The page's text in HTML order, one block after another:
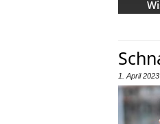
1. April 2023